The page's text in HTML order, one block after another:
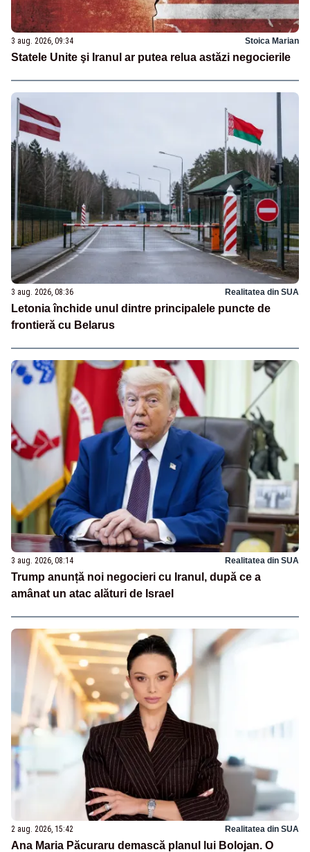
3 aug. 2026, 09:34 Stoica Marian
Statele Unite şi Iranul ar putea relua astăzi negocierile
3 aug. 2026, 08:36 Realitatea din SUA
Letonia închide unul dintre principalele puncte de
frontieră cu Belarus
3 aug. 2026, 08:14 Realitatea din SUA
Trump anunță noi negocieri cu Iranul, după ce a
amânat un atac alături de Israel
2 aug. 2026, 15:42 Realitatea din SUA
Ana Maria Păcuraru demască planul lui Bolojan. O